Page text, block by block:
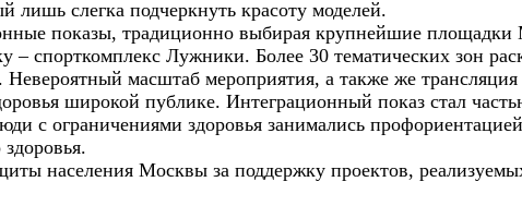
слегка подчеркнуть красоту моделей.
показы, традиционно выбирая крупнейшие
спорткомплекс Лужники. Более 30 тематических зон
масштаб мероприятия, а также же
широкой публике. Интеграционный показ стал
с ограничениями здоровья занимались
населения Москвы за поддержку проектов,